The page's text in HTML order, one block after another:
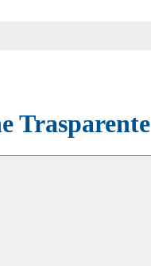
Trasparente